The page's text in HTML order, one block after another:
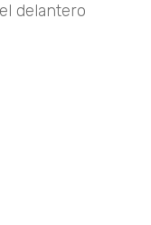
delantero